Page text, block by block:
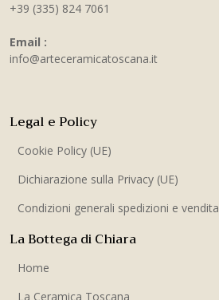
+39 (335) 824 7061
Email :
info@arteceramicatoscana.it
La Bottega di Chiara
Home
La Ceramica Toscana
Legal e Policy
Cookie Policy (UE)
Dichiarazione sulla Privacy (UE)
Condizioni generali spedizioni e vendita